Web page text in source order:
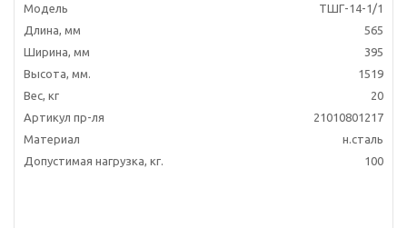
Модель
ТШГ-14-1/1
Длина, мм
565
Ширина, мм
395
Высота, мм.
1519
Вес, кг
20
Артикул пр-ля
21010801217
Материал
н.сталь
Допустимая нагрузка, кг.
100